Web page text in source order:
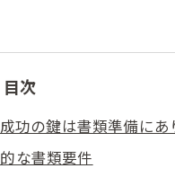
目次
功の鍵は書類準備にあ
な書類要件